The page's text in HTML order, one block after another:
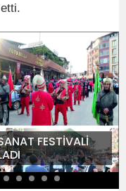
FESTİVALİ